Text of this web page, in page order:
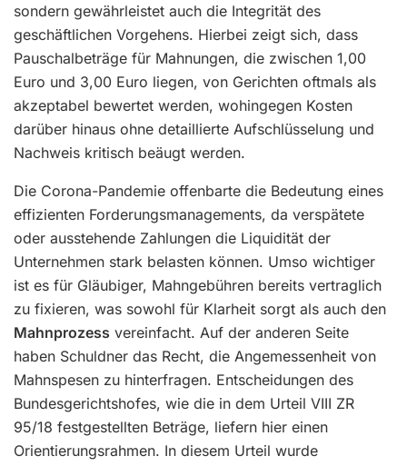
sondern gewährleistet auch die Integrität des
geschäftlichen Vorgehens. Hierbei zeigt sich, dass
Pauschalbeträge für Mahnungen, die zwischen 1,00
Euro und 3,00 Euro liegen, von Gerichten oftmals als
akzeptabel bewertet werden, wohingegen Kosten
darüber hinaus ohne detaillierte Aufschlüsselung und
Nachweis kritisch beäugt werden.
Die Corona-Pandemie offenbarte die Bedeutung eines
effizienten Forderungsmanagements, da verspätete
oder ausstehende Zahlungen die Liquidität der
Unternehmen stark belasten können. Umso wichtiger
ist es für Gläubiger, Mahngebühren bereits vertraglich
zu fixieren, was sowohl für Klarheit sorgt als auch den
Mahnprozess vereinfacht. Auf der anderen Seite
haben Schuldner das Recht, die Angemessenheit von
Mahnspesen zu hinterfragen. Entscheidungen des
Bundesgerichtshofes, wie die in dem Urteil VIII ZR
95/18 festgestellten Beträge, liefern hier einen
Orientierungsrahmen. In diesem Urteil wurde